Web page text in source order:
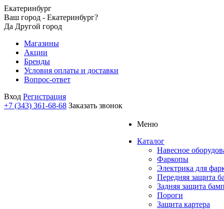
Екатеринбург
Ваш город - Екатеринбург?
Да Другой город
Магазины
Акции
Бренды
Условия оплаты и доставки
Вопрос-ответ
Вход Регистрация
+7 (343) 361-68-68 Заказать звонок
Меню
Каталог
Навесное
Фаркопы
Электрика для
Передняя защита
Задняя защита
Пороги
Защита картера